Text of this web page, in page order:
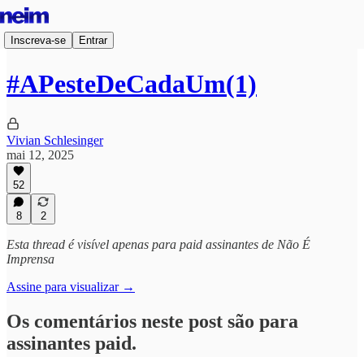
Inscreva-se Entrar
#APesteDeCadaUm(1)
Vivian Schlesinger
mai 12, 2025
52
8 2
Esta thread é visível apenas para paid assinantes de Não É
Imprensa
Assine para visualizar →
Os comentários neste post são para
assinantes paid.